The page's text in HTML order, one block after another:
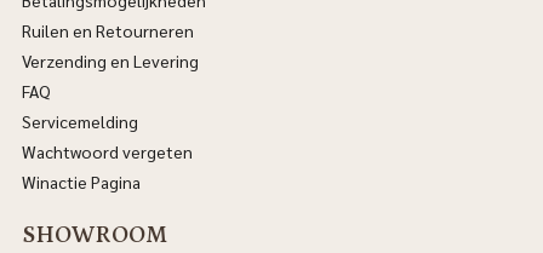
Ruilen en Retourneren
Verzending en Levering
FAQ
Servicemelding
Wachtwoord vergeten
Winactie Pagina
SHOWROOM